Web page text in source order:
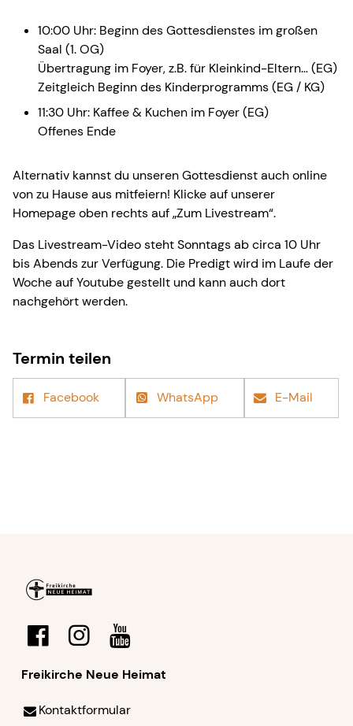
10:00 Uhr: Beginn des Gottesdienstes im großen
Saal (1. OG)
Übertragung im Foyer, z.B. für Kleinkind-Eltern… (EG)
Zeitgleich Beginn des Kinderprogramms (EG / KG)
11:30 Uhr: Kaffee & Kuchen im Foyer (EG)
Offenes Ende
Alternativ kannst du unseren Gottesdienst auch online
von zu Hause aus mitfeiern! Klicke auf unserer
Homepage oben rechts auf „Zum Livestream“.
Das Livestream-Video steht Sonntags ab circa 10 Uhr
bis Abends zur Verfügung. Die Predigt wird im Laufe der
Woche auf Youtube gestellt und kann auch dort
nachgehört werden.
Termin teilen
Facebook WhatsApp E-Mail
Freikirche Neue Heimat
Kontaktformular